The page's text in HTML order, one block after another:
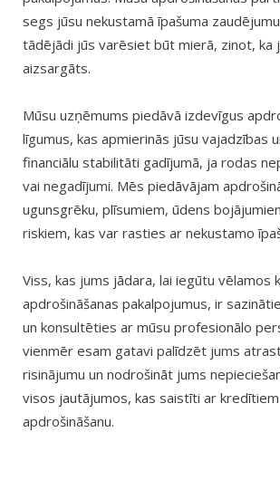
segs jūsu nekustamā īpašuma
tādējādi jūs varēsiet būt mierā, zinot, ka
aizsargāts.
Mūsu uzņēmums piedāvā izdevīgus
līgumus, kas apmierinās jūsu vajadzības
financiālu stabilitāti gadījumā, ja rodas
vai negadījumi. Mēs piedāvājam
ugunsgrēku, plīsumiem, ūdens
riskiem, kas var rasties ar nekustamo
Viss, kas jums jādara, lai iegūtu vēlamos
apdrošināšanas pakalpojumus, ir
un konsultēties ar mūsu profesionālo
vienmēr esam gatavi palīdzēt jums
risinājumu un nodrošināt jums
visos jautājumos, kas saistīti ar kredītiem
apdrošināšanu.